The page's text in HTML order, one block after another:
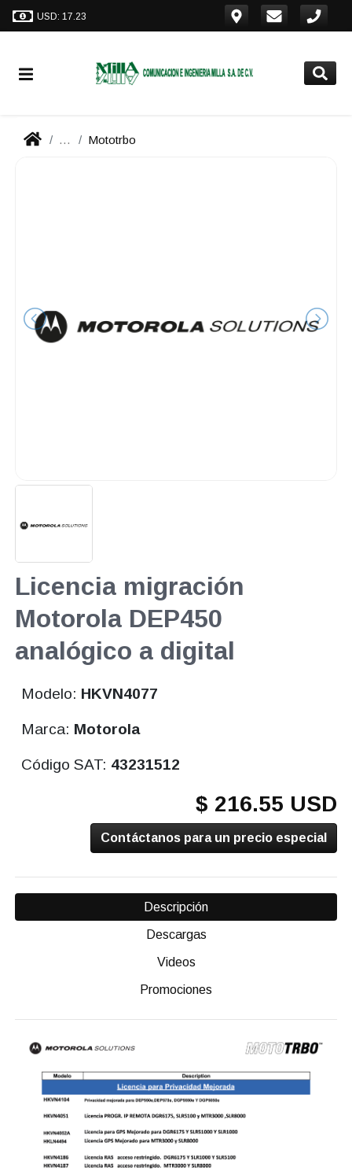
USD: 17.23
... Mototrbo
Licencia migración
Motorola DEP450
analógico a digital
Modelo: HKVN4077
Marca: Motorola
Código SAT: 43231512
$ 216.55 USD
Contáctanos para un precio especial
Descripción
Descargas
Videos
Promociones